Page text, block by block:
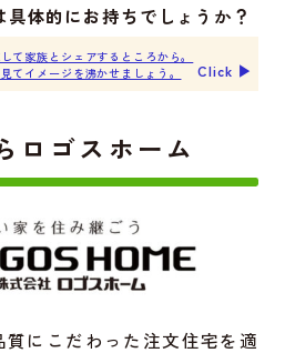
体的にお持ちでしょうか？
て家族とシェアするところから。
てイメージを沸かせましょう。
Click ▶︎
ロゴスホーム
質にこだわった注文住宅を適